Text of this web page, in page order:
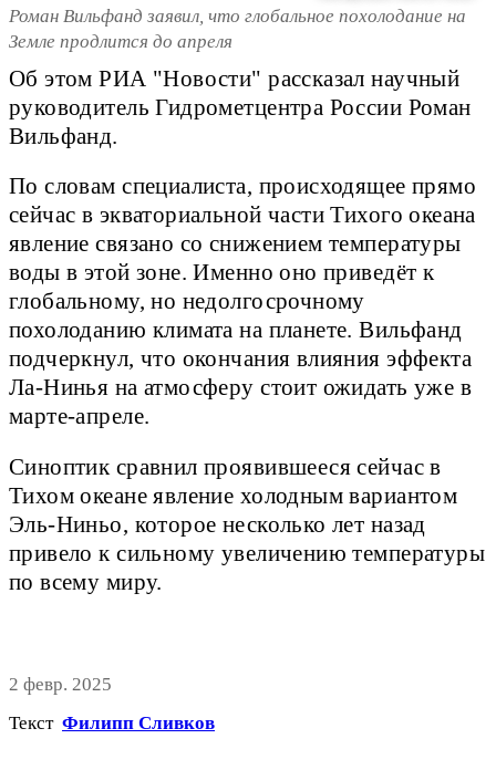
Роман Вильфанд заявил, что глобальное похолодание на
Земле продлится до апреля
Об этом РИА "Новости" рассказал научный
руководитель Гидрометцентра России Роман
Вильфанд.
По словам специалиста, происходящее прямо
сейчас в экваториальной части Тихого океана
явление связано со снижением температуры
воды в этой зоне. Именно оно приведёт к
глобальному, но недолгосрочному
похолоданию климата на планете. Вильфанд
подчеркнул, что окончания влияния эффекта
Ла-Нинья на атмосферу стоит ожидать уже в
марте-апреле.
Синоптик сравнил проявившееся сейчас в
Тихом океане явление холодным вариантом
Эль-Ниньо, которое несколько лет назад
привело к сильному увеличению температуры
по всему миру.
2 февр. 2025
Текст Филипп Сливков